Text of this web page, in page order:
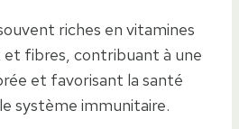
riches en vitamines
et fibres, contribuant à une
et favorisant la santé
système immunitaire.